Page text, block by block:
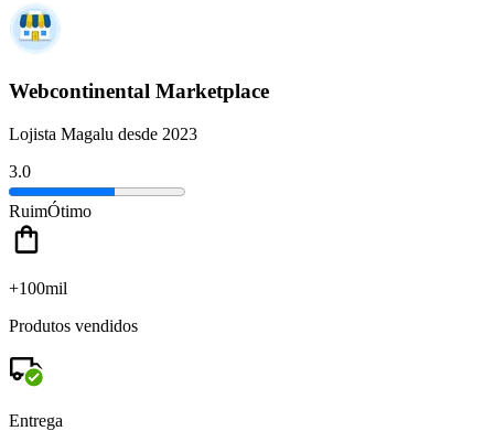
Webcontinental Marketplace
Lojista Magalu desde 2023
3.0
RuimÓtimo
+100mil
Produtos vendidos
Entrega